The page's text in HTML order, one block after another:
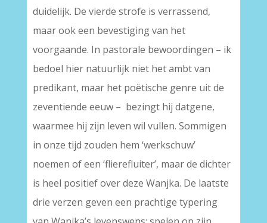
duidelijk. De vierde strofe is verrassend,
maar ook een bevestiging van het
voorgaande. In pastorale bewoordingen – ik
bedoel hier natuurlijk niet het ambt van
predikant, maar het poëtische genre uit de
zeventiende eeuw – bezingt hij datgene,
waarmee hij zijn leven wil vullen. Sommigen
in onze tijd zouden hem ‘werkschuw’
noemen of een ‘flierefluiter’, maar de dichter
is heel positief over deze Wanjka. De laatste
drie verzen geven een prachtige typering